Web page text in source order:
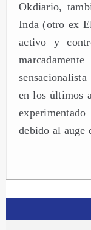
Okdiario,
Inda (otro ex
activo y
en los últimos
debido al auge